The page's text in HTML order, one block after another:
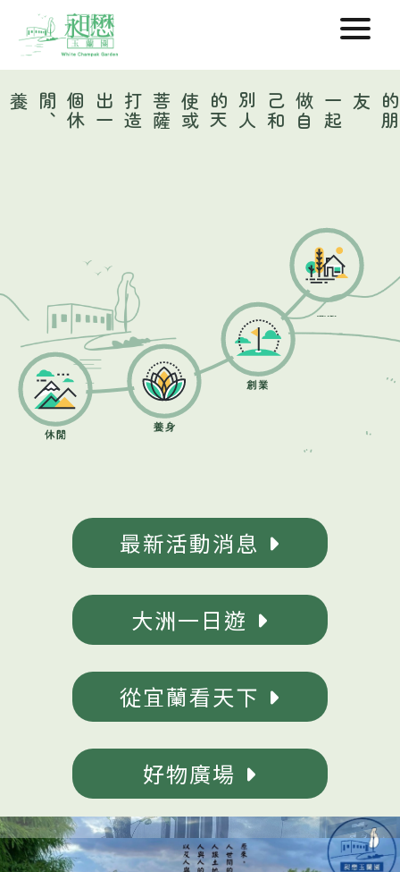
友
一
起
做
自
己
和
別
人
的
天
使
或
菩
薩
打
造
出
一
個
休
閒
、
養生
、
創業
最新活動消息
大洲一日遊
從宜蘭看天下
好物廣場